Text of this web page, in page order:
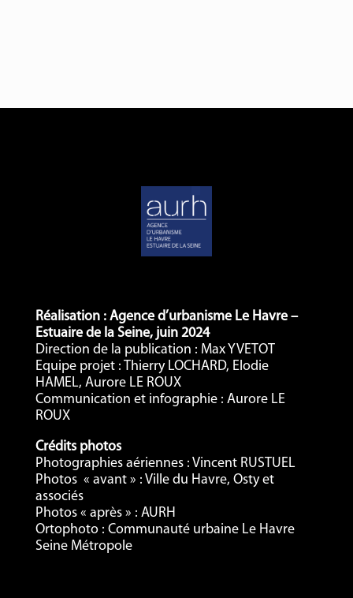
Réalisation : Agence d’urbanisme Le Havre –
Estuaire de la Seine, juin 2024
Direction de la publication : Max YVETOT
Equipe projet : Thierry LOCHARD, Elodie
HAMEL, Aurore LE ROUX
Communication et infographie : Aurore LE
ROUX
Crédits photos
Photographies aériennes : Vincent RUSTUEL
Photos « avant » : Ville du Havre, Osty et
associés
Photos « après » : AURH
Ortophoto : Communauté urbaine Le Havre
Seine Métropole